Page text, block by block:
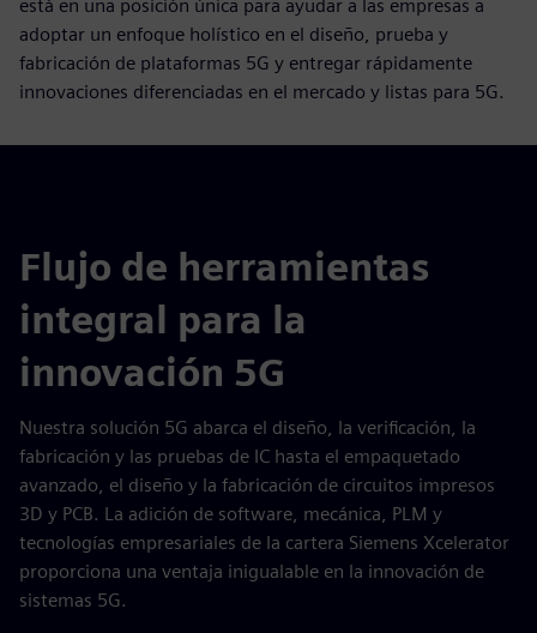
está en una posición única para ayudar a las empresas a
adoptar un enfoque holístico en el diseño, prueba y
fabricación de plataformas 5G y entregar rápidamente
innovaciones diferenciadas en el mercado y listas para 5G.
Flujo de herramientas
integral para la
innovación 5G
Nuestra solución 5G abarca el diseño, la verificación, la
fabricación y las pruebas de IC hasta el empaquetado
avanzado, el diseño y la fabricación de circuitos impresos
3D y PCB. La adición de software, mecánica, PLM y
tecnologías empresariales de la cartera Siemens Xcelerator
proporciona una ventaja inigualable en la innovación de
sistemas 5G.